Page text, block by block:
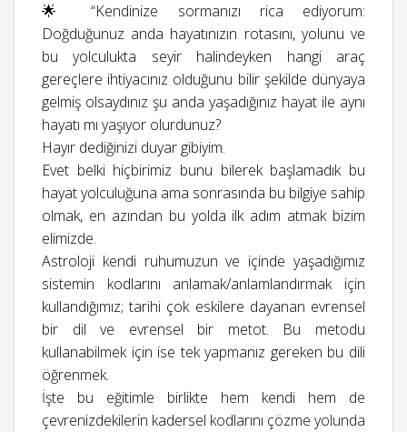
🌟 “Kendinize sormanızı rica ediyorum:
Doğduğunuz anda hayatınızın rotasını, yolunu ve
bu yolculukta seyir halindeyken hangi araç
gereçlere ihtiyacınız olduğunu bilir şekilde dünyaya
gelmiş olsaydınız şu anda yaşadığınız hayat ile aynı
hayatı mı yaşıyor olurdunuz?
Hayır dediğinizi duyar gibiyim.
Evet belki hiçbirimiz bunu bilerek başlamadık bu
hayat yolculuğuna ama sonrasında bu bilgiye sahip
olmak, en azından bu yolda ilk adım atmak bizim
elimizde.
Astroloji kendi ruhumuzun ve içinde yaşadığımız
sistemin kodlarını anlamak/anlamlandırmak için
kullandığımız; tarihi çok eskilere dayanan evrensel
bir dil ve evrensel bir metot. Bu metodu
kullanabilmek için ise tek yapmanız gereken bu dili
öğrenmek.
İşte bu eğitimle birlikte hem kendi hem de
çevrenizdekilerin kadersel kodlarını çözme yolunda